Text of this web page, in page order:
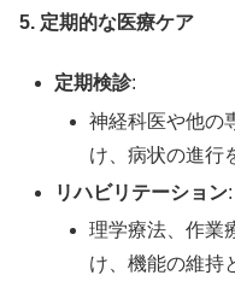
5. 定期的な医療ケア
定期検診:
神経科医や他の
け、病状の進行
リハビリテーション:
理学療法、作業
け、機能の維持